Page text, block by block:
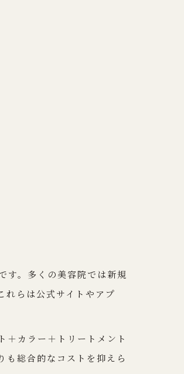
す。多くの美容院では新規
れらは公式サイトやアプ
＋カラー＋トリートメント
も総合的なコストを抑えら